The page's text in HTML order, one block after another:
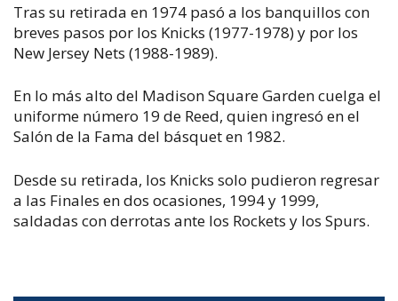
Tras su retirada en 1974 pasó a los banquillos con
breves pasos por los Knicks (1977-1978) y por los
New Jersey Nets (1988-1989).
En lo más alto del Madison Square Garden cuelga el
uniforme número 19 de Reed, quien ingresó en el
Salón de la Fama del básquet en 1982.
Desde su retirada, los Knicks solo pudieron regresar
a las Finales en dos ocasiones, 1994 y 1999,
saldadas con derrotas ante los Rockets y los Spurs.